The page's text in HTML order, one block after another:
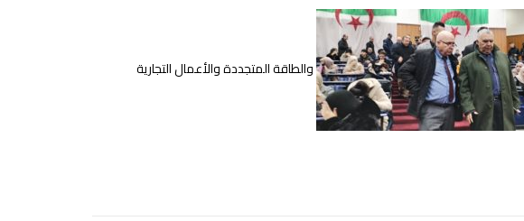
والطاقة المتجددة والأعمال التجارية